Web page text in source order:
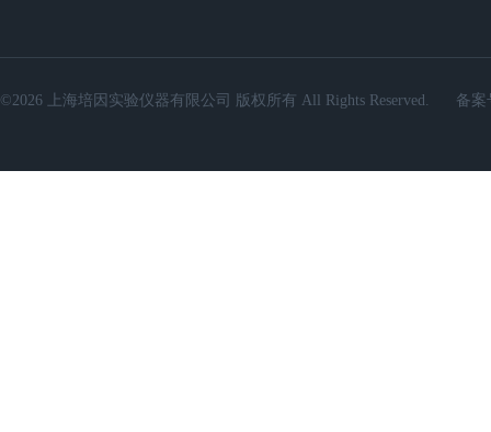
©2026 上海培因实验仪器有限公司 版权所有 All Rights Reserved. 备案